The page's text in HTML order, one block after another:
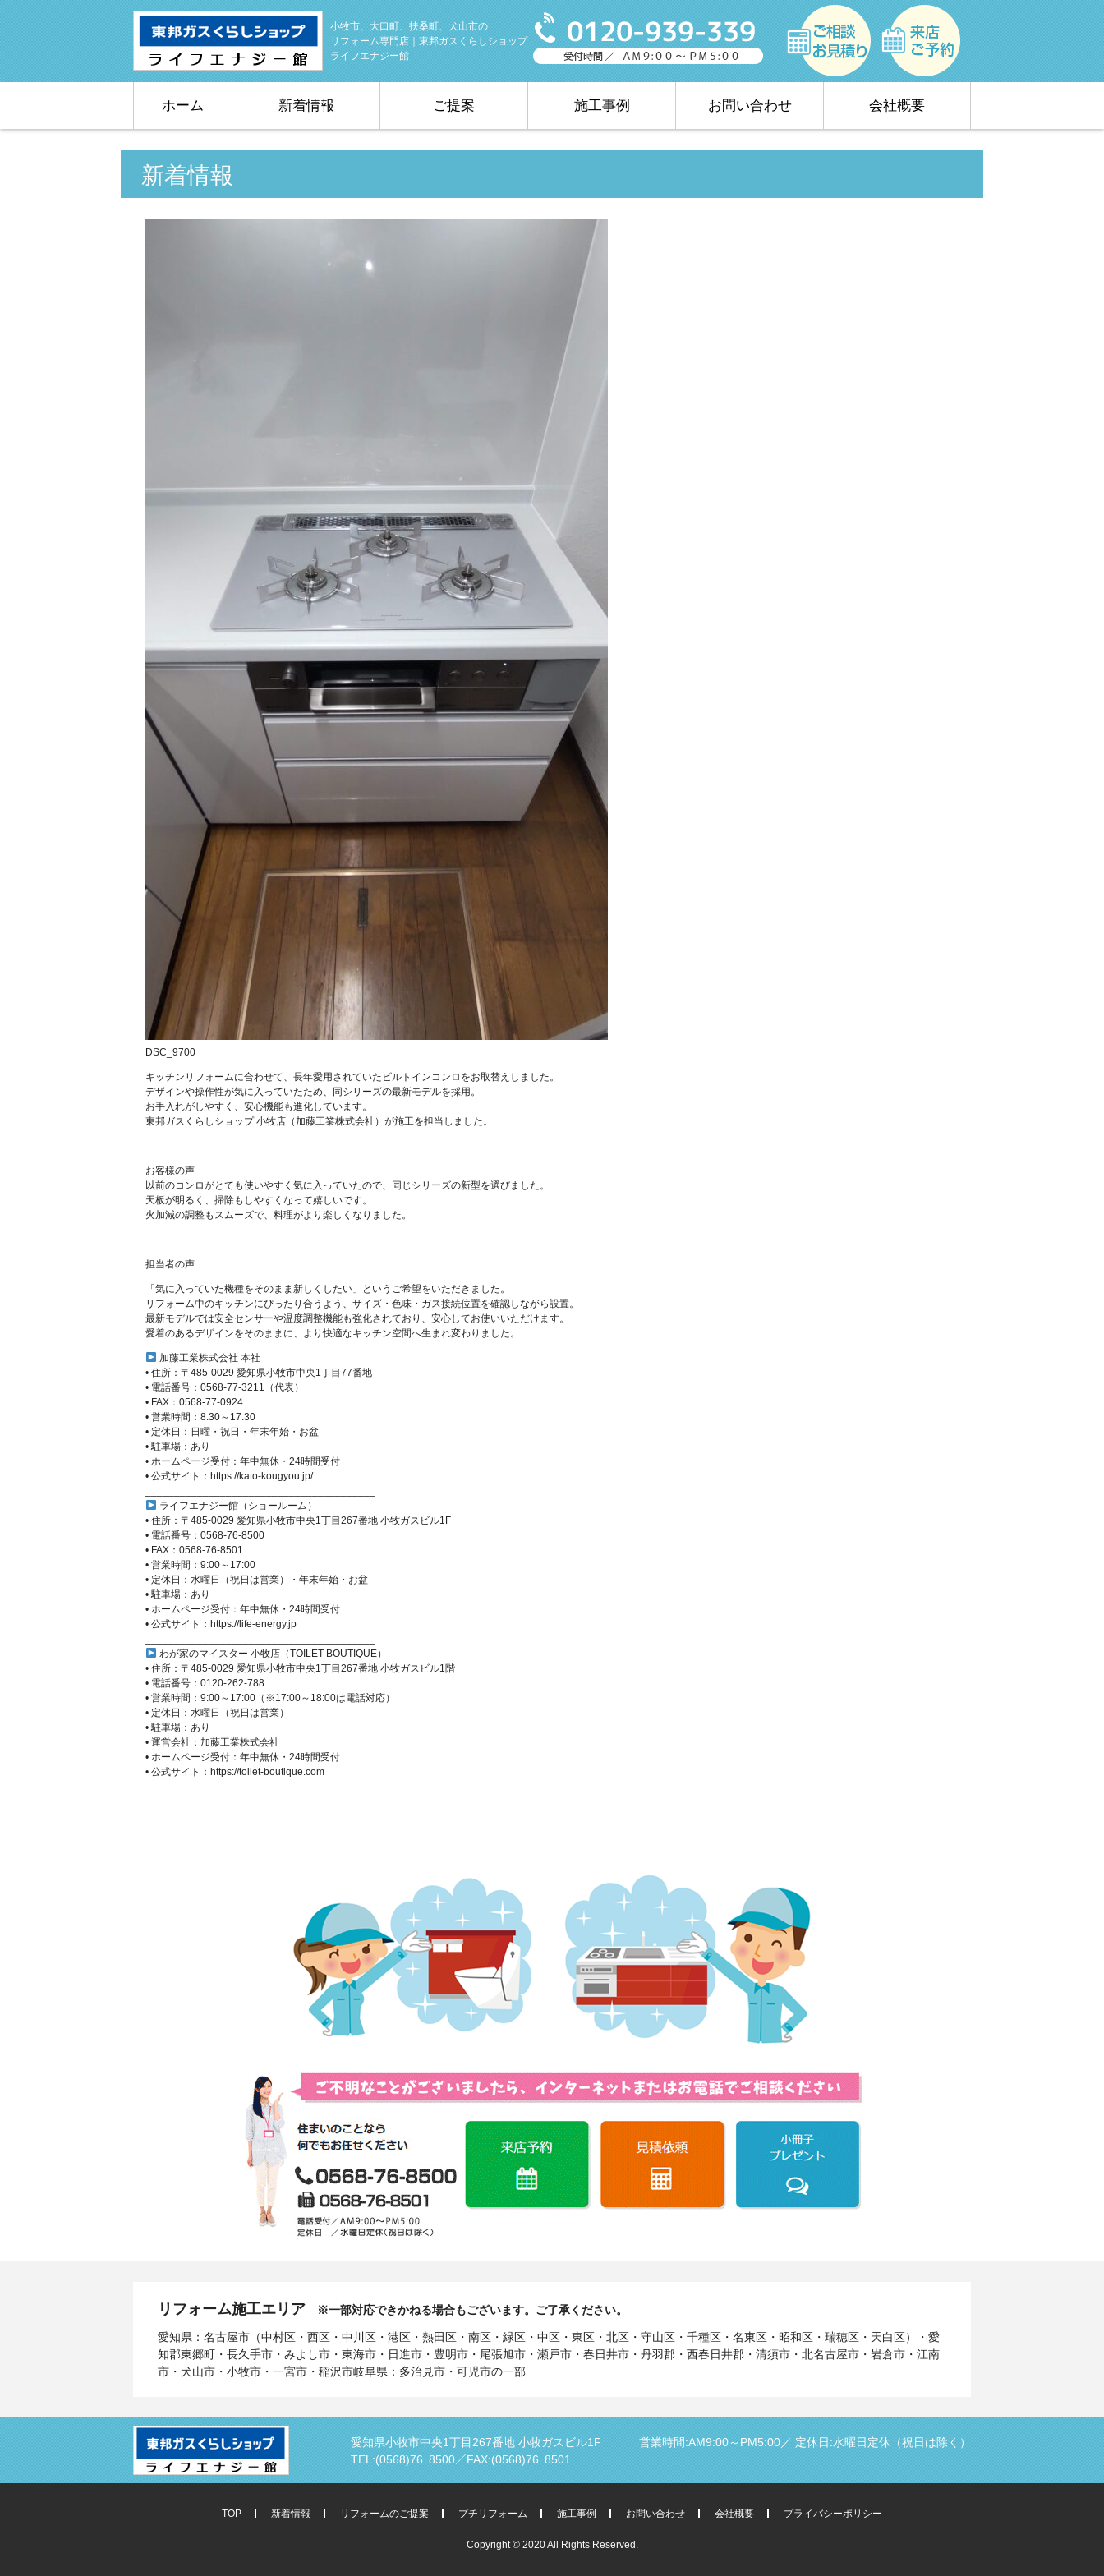
小牧市、大口町、扶桑町、犬山市の
リフォーム専門店｜東邦ガスくらしショップ
ライフエナジー館
ホーム 新着情報 ご提案 施工事例 お問い合わせ 会社概要
新着情報
DSC_9700
キッチンリフォームに合わせて、長年愛用されていたビルトインコンロをお取替えしました。
デザインや操作性が気に入っていたため、同シリーズの最新モデルを採用。
お手入れがしやすく、安心機能も進化しています。
東邦ガスくらしショップ 小牧店（加藤工業株式会社）が施工を担当しました。
お客様の声
以前のコンロがとても使いやすく気に入っていたので、同じシリーズの新型を選びました。
天板が明るく、掃除もしやすくなって嬉しいです。
火加減の調整もスムーズで、料理がより楽しくなりました。
担当者の声
「気に入っていた機種をそのまま新しくしたい」というご希望をいただきました。
リフォーム中のキッチンにぴったり合うよう、サイズ・色味・ガス接続位置を確認しながら設置。
最新モデルでは安全センサーや温度調整機能も強化されており、安心してお使いいただけます。
愛着のあるデザインをそのままに、より快適なキッチン空間へ生まれ変わりました。
加藤工業株式会社 本社
• 住所：〒485-0029 愛知県小牧市中央1丁目77番地
• 電話番号：0568-77-3211（代表）
• FAX：0568-77-0924
• 営業時間：8:30～17:30
• 定休日：日曜・祝日・年末年始・お盆
• 駐車場：あり
• ホームページ受付：年中無休・24時間受付
• 公式サイト：https://kato-kougyou.jp/
ライフエナジー館（ショールーム）
• 住所：〒485-0029 愛知県小牧市中央1丁目267番地 小牧ガスビル1F
• 電話番号：0568-76-8500
• FAX：0568-76-8501
• 営業時間：9:00～17:00
• 定休日：水曜日（祝日は営業）・年末年始・お盆
• 駐車場：あり
• ホームページ受付：年中無休・24時間受付
• 公式サイト：https://life-energy.jp
わが家のマイスター 小牧店（TOILET BOUTIQUE）
• 住所：〒485-0029 愛知県小牧市中央1丁目267番地 小牧ガスビル1階
• 電話番号：0120-262-788
• 営業時間：9:00～17:00（※17:00～18:00は電話対応）
• 定休日：水曜日（祝日は営業）
• 駐車場：あり
• 運営会社：加藤工業株式会社
• ホームページ受付：年中無休・24時間受付
• 公式サイト：https://toilet-boutique.com
リフォーム施工エリア ※一部対応できかねる場合もございます。ご了承ください。
愛知県：名古屋市（中村区・西区・中川区・港区・熱田区・南区・緑区・中区・東区・北区・守山区・千種区・名東区・昭和区・瑞穂区・天白区）・愛
知郡東郷町・長久手市・みよし市・東海市・日進市・豊明市・尾張旭市・瀬戸市・春日井市・丹羽郡・西春日井郡・清須市・北名古屋市・岩倉市・江南
市・犬山市・小牧市・一宮市・稲沢市岐阜県：多治見市・可児市の一部
愛知県小牧市中央1丁目267番地 小牧ガスビル1F
TEL:(0568)76ｰ8500／FAX:(0568)76ｰ8501
営業時間:AM9:00～PM5:00／ 定休日:水曜日定休（祝日は除く）
TOP 新着情報 リフォームのご提案 プチリフォーム 施工事例 お問い合わせ 会社概要 プライバシーポリシー
Copyright © 2020 All Rights Reserved.